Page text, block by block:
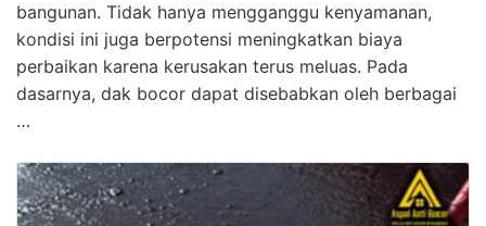
bangunan. Tidak hanya mengganggu kenyamanan,
kondisi ini juga berpotensi meningkatkan biaya
perbaikan karena kerusakan terus meluas. Pada
dasarnya, dak bocor dapat disebabkan oleh berbagai
…